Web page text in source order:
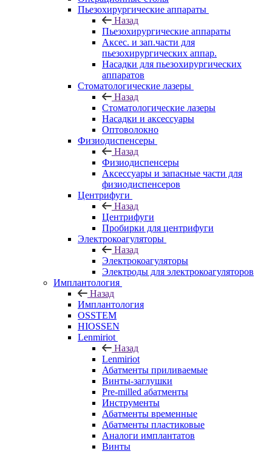
Пьезохирургические аппараты
Назад
Пьезохирургические аппараты
Аксес. и зап.части для
пьезохирургических аппар.
Насадки для пьезохирургических
аппаратов
Стоматологические лазеры
Назад
Стоматологические лазеры
Насадки и аксессуары
Оптоволокно
Физиодиспенсеры
Назад
Физиодиспенсеры
Аксессуары и запасные части для
физиодиспенсеров
Центрифуги
Назад
Центрифуги
Пробирки для центрифуги
Электрокоагуляторы
Назад
Электрокоагуляторы
Электроды для электрокоагуляторов
Имплантология
Назад
Имплантология
OSSTEM
HIOSSEN
Lenmiriot
Назад
Lenmiriot
Абатменты приливаемые
Винты-заглушки
Pre-milled абатменты
Инструменты
Абатменты временные
Абатменты пластиковые
Аналоги имплантатов
Винты